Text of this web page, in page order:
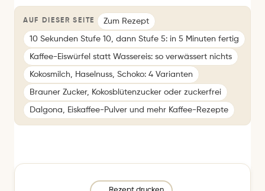
AUF DIESER SEITE Zum Rezept
10 Sekunden Stufe 10, dann Stufe 5: in 5 Minuten fertig
Kaffee-Eiswürfel statt Wassereis: so verwässert nichts
Kokosmilch, Haselnuss, Schoko: 4 Varianten
Brauner Zucker, Kokosblütenzucker oder zuckerfrei
Dalgona, Eiskaffee-Pulver und mehr Kaffee-Rezepte